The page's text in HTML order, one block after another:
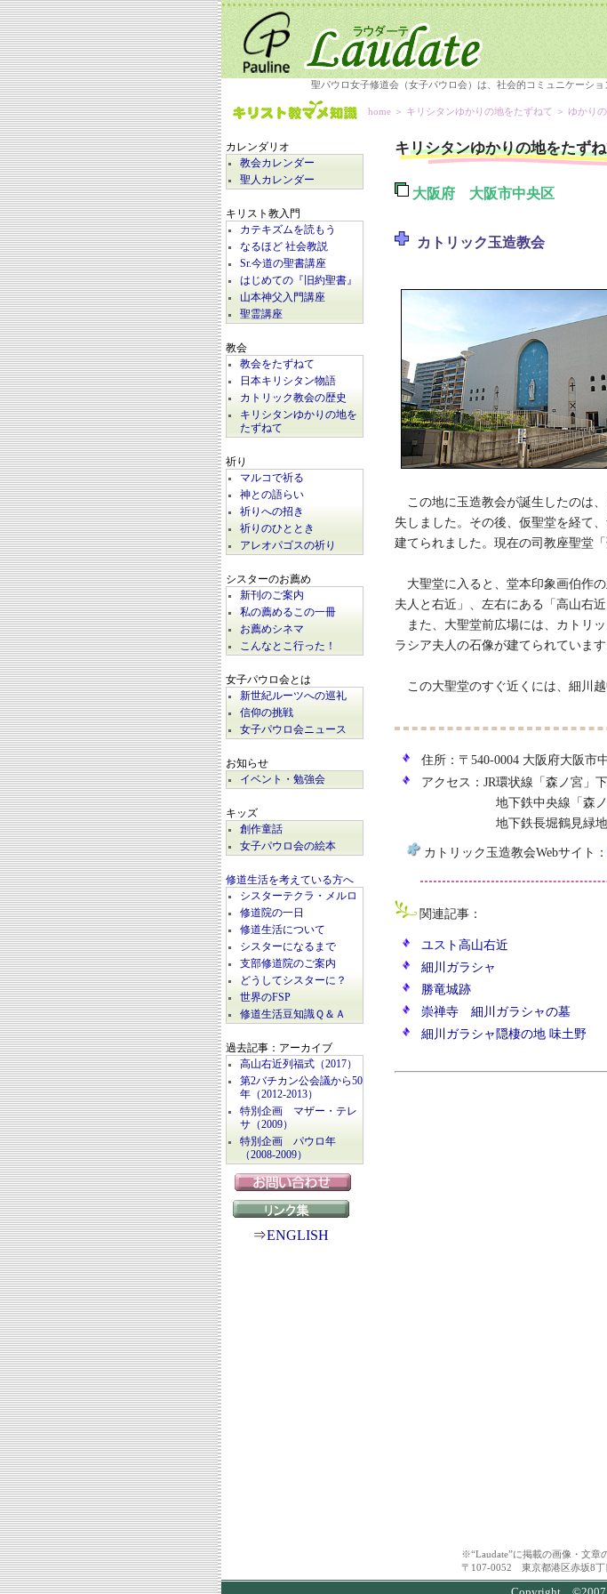
聖パウロ女子修道会（女子パウロ会）は、社会的コミュニケーシ
カレンダリオ
教会カレンダー
聖人カレンダー
キリスト教入門
カテキズムを読もう
なるほど 社会教説
Sr.今道の聖書講座
はじめての『旧約聖書』
山本神父入門講座
聖霊講座
教会
教会をたずねて
日本キリシタン物語
カトリック教会の歴史
キリシタンゆかりの地を
たずねて
祈り
マルコで祈る
神との語らい
祈りへの招き
祈りのひととき
アレオパゴスの祈り
シスターのお薦め
新刊のご案内
私の薦めるこの一冊
お薦めシネマ
こんなとこ行った！
女子パウロ会とは
新世紀ルーツへの巡礼
信仰の挑戦
女子パウロ会ニュース
お知らせ
イベント・勉強会
キッズ
創作童話
女子パウロ会の絵本
修道生活を考えている方へ
シスターテクラ・メルロ
修道院の一日
修道生活について
シスターになるまで
支部修道院のご案内
どうしてシスターに？
世界のFSP
修道生活豆知識Ｑ＆Ａ
過去記事：アーカイブ
高山右近列福式（2017）
第2バチカン公会議から50
年（2012-2013）
特別企画 マザー・テレ
サ（2009）
特別企画 パウロ年
（2008-2009）
⇒ENGLISH
home ＞ キリシタンゆかりの地をたずねて ＞ ゆかり
キリシタンゆかりの地をたず
大阪府 大阪市中央区
カトリック玉造教会
この地に玉造教会が誕生したのは
失しました。その後、仮聖堂を経て
建てられました。現在の司教座聖堂
大聖堂に入ると、堂本印象画伯作
夫人と右近」、左右にある「高山右
また、大聖堂前広場には、カトリ
ラシア夫人の石像が建てられています
この大聖堂のすぐ近くには、細川越
住所：〒540-0004 大阪府大阪市
アクセス：JR環状線「森ノ宮
地下鉄中央線「森ノ宮
地下鉄長堀鶴見緑地線「
カトリック玉造教会Webサイト
関連記事：
ユスト高山右近
細川ガラシャ
勝竜城跡
崇禅寺 細川ガラシャの墓
細川ガラシャ隠棲の地 味土野
※“Laudate”に掲載の画像・文章
〒107-0052 東京都港区赤坂8